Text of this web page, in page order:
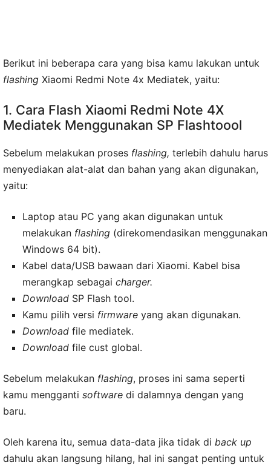
Berikut ini beberapa cara yang bisa kamu lakukan untuk
flashing Xiaomi Redmi Note 4x Mediatek, yaitu:
1. Cara Flash Xiaomi Redmi Note 4X
Mediatek Menggunakan SP Flashtoool
Sebelum melakukan proses flashing, terlebih dahulu harus
menyediakan alat-alat dan bahan yang akan digunakan,
yaitu:
Laptop atau PC yang akan digunakan untuk
melakukan flashing (direkomendasikan menggunakan
Windows 64 bit).
Kabel data/USB bawaan dari Xiaomi. Kabel bisa
merangkap sebagai charger.
Download SP Flash tool.
Kamu pilih versi firmware yang akan digunakan.
Download file mediatek.
Download file cust global.
Sebelum melakukan flashing, proses ini sama seperti
kamu mengganti software di dalamnya dengan yang
baru.
Oleh karena itu, semua data-data jika tidak di back up
dahulu akan langsung hilang, hal ini sangat penting untuk